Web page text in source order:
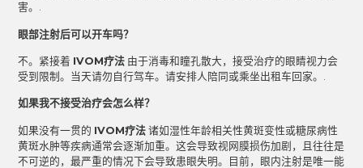
害。.
眼部注射后可以开车吗？
不。紧接着 IVOM疗法 由于消毒和瞳孔散大，接受治疗的眼睛视力会
受到限制。当天请勿自行驾车。请安排人陪同或乘坐出租车回家。.
如果我不接受治疗会怎么样？
如果没有一贯的 IVOM疗法 诸如湿性年龄相关性黄斑变性或糖尿病性
黄斑水肿等疾病通常会逐渐加重。这会导致视网膜损伤加剧，且往往是
不可逆的，最严重的情况下会导致患眼失明。目前，眼内注射是唯一能